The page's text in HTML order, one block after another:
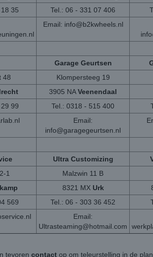
35
Tel.: 06 - 331 07 406
Email: info@b2kwheels.nl
Garage Geurtsen
48
Klompersteeg 19
3905 NAVeenendaal
99
Tel.: 0318 - 515 400
Email:
info@garagegeurtsen.nl
Ultra Customizing
1
Malzwin 11 B
8321 MX Urk
569
Tel.: 06 - 303 36 452
Email:
Ultrasteaming@hotmail.com
tevoren contactop om teleurstelling in de